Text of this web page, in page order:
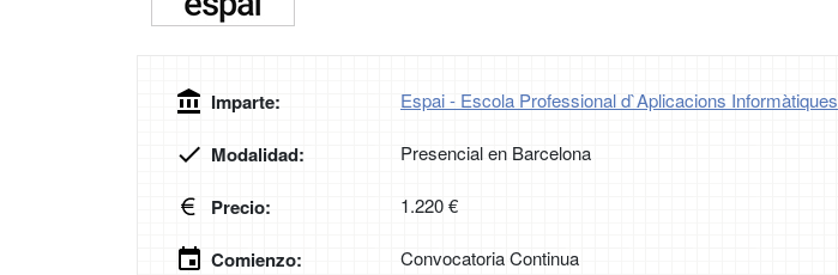
Imparte: Espai - Escola Professional d`Aplicacions Informàtiques
Modalidad: Presencial en Barcelona
Precio: 1.220 €
Comienzo: Convocatoria Continua